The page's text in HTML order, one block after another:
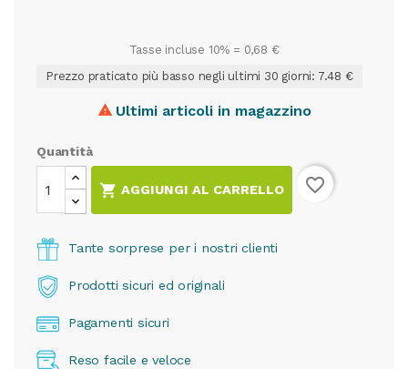
Tasse incluse 10% = 0,68 €
Prezzo praticato più basso negli ultimi 30 giorni: 7.48 €
 Ultimi articoli in magazzino
Quantità
 AGGIUNGI AL CARRELLO favorite_border
Tante sorprese per i nostri clienti
Prodotti sicuri ed originali
Pagamenti sicuri
Reso facile e veloce